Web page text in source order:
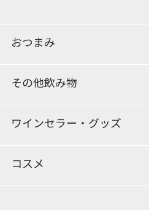
おつまみ
その他飲み物
ワインセラー・グッズ
コスメ